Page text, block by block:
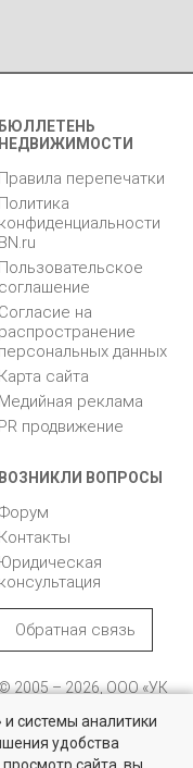
БЮЛЛЕТЕНЬ
НЕДВИЖИМОСТИ
Правила перепечатки
Политика
конфиденциальности
BN.ru
Пользовательское
соглашение
Согласие на
распространение
персональных данных
Карта сайта
Медийная реклама
PR продвижение
ВОЗНИКЛИ ВОПРОСЫ
Контакты
Юридическая
консультация
Обратная связь
2005 – 2026, ООО «УК
Санкт-
Петербург, пр. Юрия
системы аналитики
удобства